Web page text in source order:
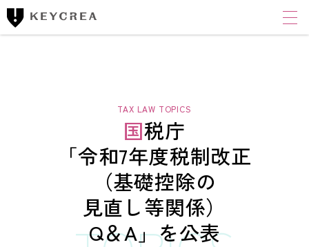
ワンストップ士業サポート
CLOUD ACCOUNTING CORPORATION
キークレアクラウド会計株式会社
経理体制整備
国税庁
「令和7年度税制改正
（基礎控除の
見直し等関係）
Q＆A」を公表